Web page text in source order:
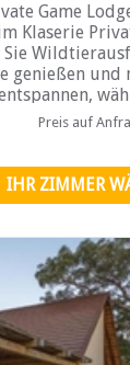
Game
Klaserie
Sie
genießen und
Preis auf
IHR ZIMMER